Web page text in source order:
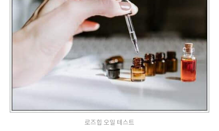
로즈힙 오일 테스트